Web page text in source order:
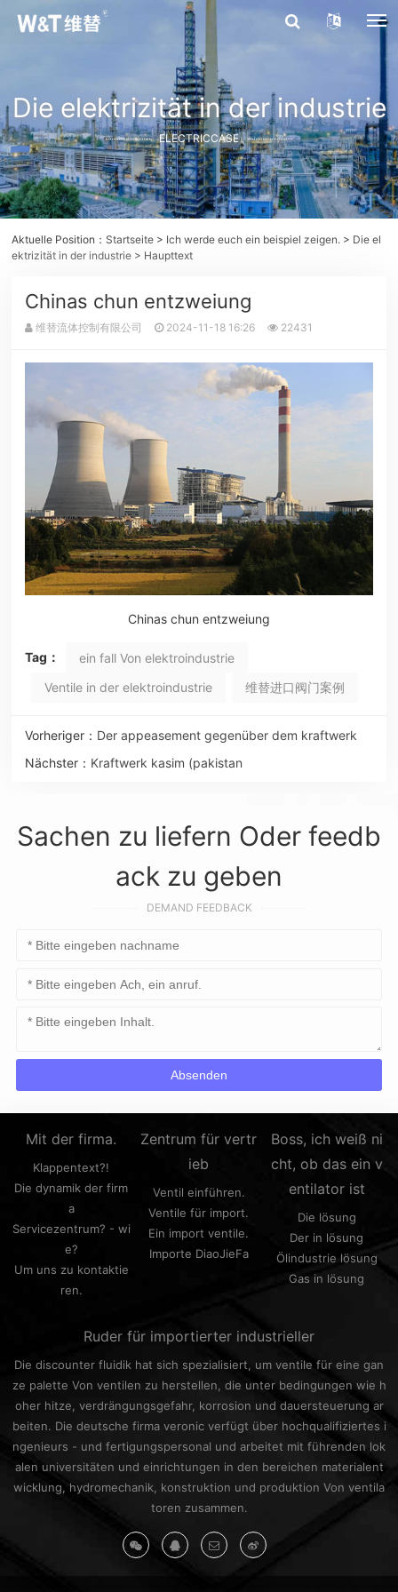
Die elektrizität in der industrie
ELECTRICCASE
Aktuelle Position： Startseite > Ich werde euch ein beispiel zeigen. > Die el
ektrizität in der industrie > Haupttext
Chinas chun entzweiung
维替流体控制有限公司 2024-11-18 16:26 22431
Chinas chun entzweiung
Tag：
ein fall Von elektroindustrie
Ventile in der elektroindustrie
维替进口阀门案例
Vorheriger： Der appeasement gegenüber dem kraftwerk
Nächster： Kraftwerk kasim (pakistan
Sachen zu liefern Oder feedb
ack zu geben
DEMAND FEEDBACK
Mit der firma.
Klappentext?!
Die dynamik der firm
a
Servicezentrum? - wi
e?
Um uns zu kontaktie
ren.
Zentrum für vertr
ieb
Ventil einführen.
Ventile für import.
Ein import ventile.
Importe DiaoJieFa
Boss, ich weiß ni
cht, ob das ein v
entilator ist
Die lösung
Der in lösung
Ölindustrie lösung
Gas in lösung
Ruder für importierter industrieller
Die discounter fluidik hat sich spezialisiert, um ventile für eine gan
ze palette Von ventilen zu herstellen, die unter bedingungen wie h
oher hitze, verdrängungsgefahr, korrosion und dauersteuerung ar
beiten. Die deutsche firma veronic verfügt über hochqualifiziertes i
ngenieurs - und fertigungspersonal und arbeitet mit führenden lok
alen universitäten und einrichtungen in den bereichen materialent
wicklung, hydromechanik, konstruktion und produktion Von ventila
toren zusammen.